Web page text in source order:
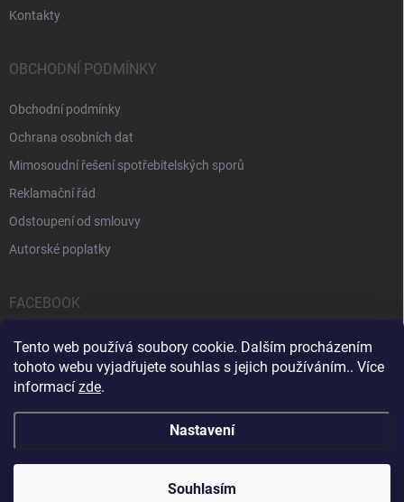
Tento web používá soubory cookie. Dalším procházením
tohoto webu vyjadřujete souhlas s jejich používáním.. Více
informací zde.
Nastavení
Souhlasím
Kontakty
OBCHODNÍ PODMÍNKY
Obchodní podmínky
Ochrana osobních dat
Mimosoudní řešení spotřebitelských sporů
Reklamační řád
Odstoupení od smlouvy
Autorské poplatky
FACEBOOK
Servis počítačů a notebooků Čištění notebooků Kontakty
iPOPULAR.CZ . Všechna práva vyhrazena.